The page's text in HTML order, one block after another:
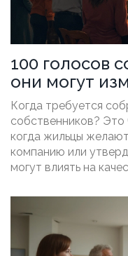
100 голосов
они могут
Когда требуется
собственников? Это
когда жильцы
компанию или
могут влиять на
работает процесс
повысить контроль